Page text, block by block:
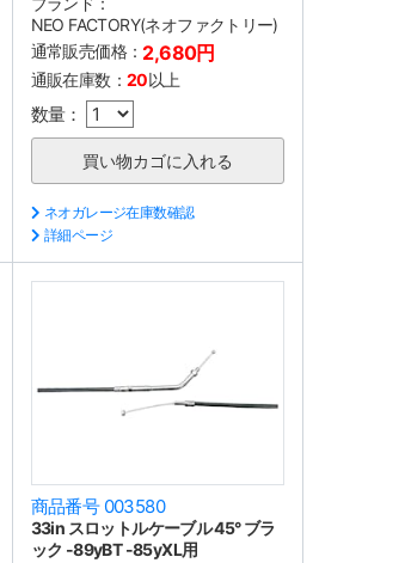
NEO FACTORY(ネオファクトリー)
通常販売価格： 2,680円
通販在庫数： 20以上
数量：
ネオガレージ在庫数確認
詳細ページ
商品番号 003580
33in スロットルケーブル 45° ブラ
ック -89yBT -85yXL用